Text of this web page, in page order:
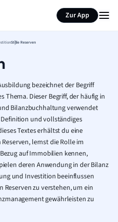
Zur App
Stille Reserven
bezeichnet der Begriff
Thema. Dieser Begriff, der häufig in
Bilanzbuchhaltung verwendet
und vollständiges
Textes erhältst du eine
lernst die Rolle im
auf Immobilien kennen,
deren Anwendung in der Bilanz
und Investition beeinflussen
Reserven zu verstehen, um ein
gewährleisten zu